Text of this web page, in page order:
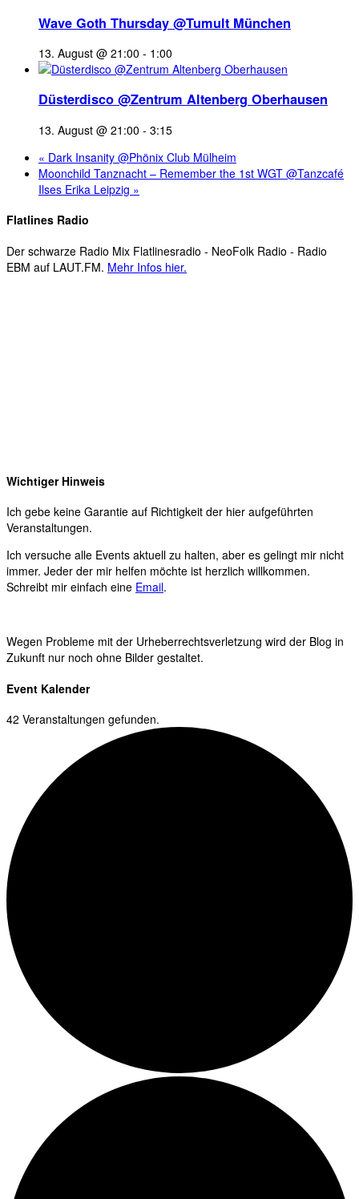
Wave Goth Thursday @Tumult München
13. August @ 21:00 - 1:00
Düsterdisco @Zentrum Altenberg Oberhausen
13. August @ 21:00 - 3:15
« Dark Insanity @Phönix Club Mülheim
Moonchild Tanznacht – Remember the 1st WGT @Tanzcafé
Ilses Erika Leipzig »
Flatlines Radio
Der schwarze Radio Mix Flatlinesradio - NeoFolk Radio - Radio
EBM auf LAUT.FM. Mehr Infos hier.
Wichtiger Hinweis
Ich gebe keine Garantie auf Richtigkeit der hier aufgeführten
Veranstaltungen.
Ich versuche alle Events aktuell zu halten, aber es gelingt mir nicht
immer. Jeder der mir helfen möchte ist herzlich willkommen.
Schreibt mir einfach eine Email.
Wegen Probleme mit der Urheberrechtsverletzung wird der Blog in
Zukunft nur noch ohne Bilder gestaltet.
Event Kalender
42 Veranstaltungen gefunden.